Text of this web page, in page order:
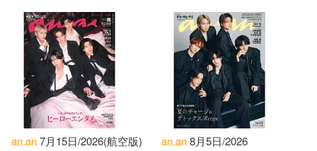
Boris V. (EDT)/ Petrov(1)
Bouston(1) Brumfield(1)
Bush(1) Calvin J. (EDT)(1)
an.an7月15日/2026(航空版)
an.an8月5日/2026